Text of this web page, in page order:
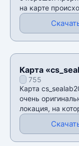
на карте
Карта
755
Карта
очень
локация, на